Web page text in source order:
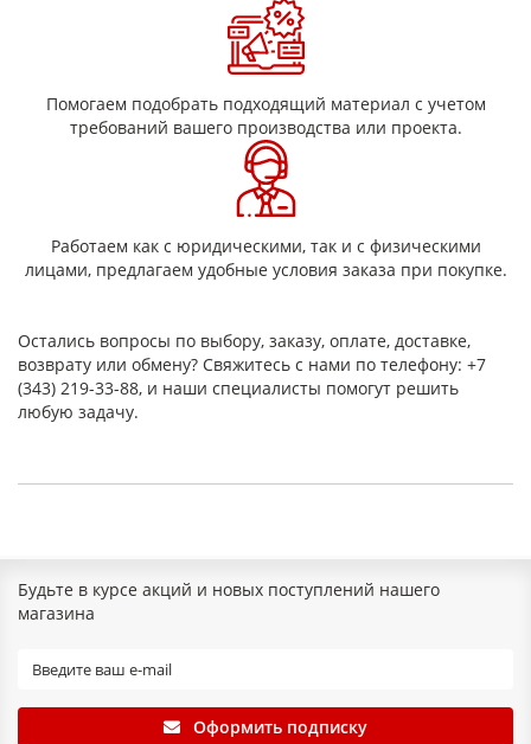
нейлона. Налажено изготовление нескольких
разновидностей сверхвысокомолекулярного полиэтилена
(PE-9000) у которых устойчивость к истиранию выше, чем у
Одной из вариаций применения является футеровка
пластиком — создание покрытий для кузовов и бункеров, т.к.
материал эффективно препятствует износу.
Помогаем подобрать подходящий материал с учетом
требований вашего производства или проекта.
Работаем как с юридическими, так и с физическими
лицами, предлагаем удобные условия заказа при покупке.
Остались вопросы по выбору, заказу, оплате, доставке,
возврату или обмену? Свяжитесь с нами по телефону: +7
(343) 219-33-88, и наши специалисты помогут решить
любую задачу.
Будьте в курсе акций и новых поступлений нашего
магазина
Оформить подписку